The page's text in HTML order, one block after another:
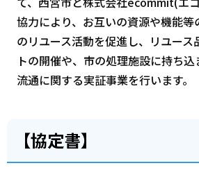
協力により、お互いの資源や機能等
のリユース活動を促進し、リユース
トの開催や、市の処理施設に持ち
流通に関する実証事業を行います。
【協定書】